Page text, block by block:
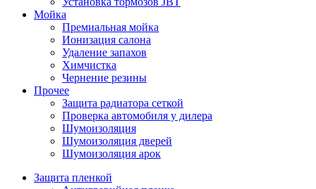
Мойка
Премиальная мойка
Ионизация салона
Удаление запахов
Химчистка
Чернение резины
Прочее
Защита радиатора сеткой
Проверка автомобиля у дилера
Шумоизоляция
Шумоизоляция дверей
Шумоизоляция арок
Защита пленкой